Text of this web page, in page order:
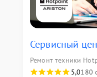
Сервисный
Ремонт техники
5,0180